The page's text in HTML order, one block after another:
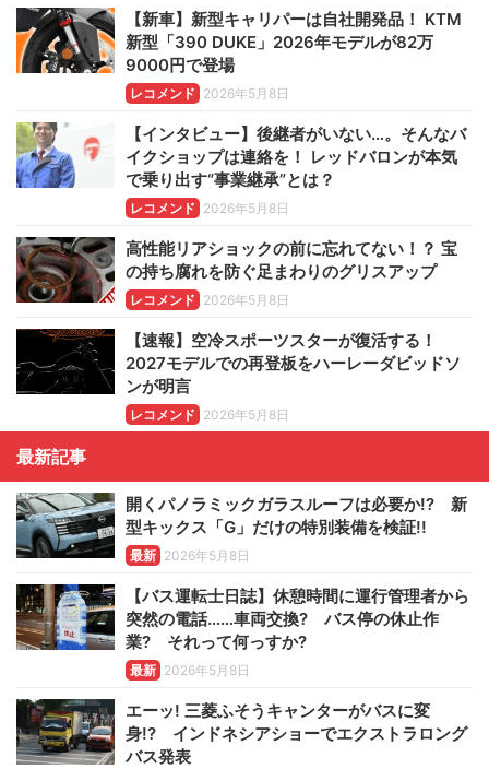
【新車】新型キャリパーは自社開発品！ KTM
新型「390 DUKE」2026年モデルが82万
9000円で登場
レコメンド 2026年5月8日
【インタビュー】後継者がいない…。そんなバ
イクショップは連絡を！ レッドバロンが本気
で乗り出す“事業継承”とは？
レコメンド 2026年5月8日
高性能リアショックの前に忘れてない！？ 宝
の持ち腐れを防ぐ足まわりのグリスアップ
レコメンド 2026年5月8日
【速報】空冷スポーツスターが復活する！
2027モデルでの再登板をハーレーダビッドソ
ンが明言
レコメンド 2026年5月8日
最新記事
開くパノラミックガラスルーフは必要か!? 新
型キックス「G」だけの特別装備を検証!!
最新 2026年5月8日
【バス運転士日誌】休憩時間に運行管理者から
突然の電話……車両交換? バス停の休止作
業? それって何っすか?
最新 2026年5月8日
エーッ! 三菱ふそうキャンターがバスに変
身!? インドネシアショーでエクストラロング
バス発表